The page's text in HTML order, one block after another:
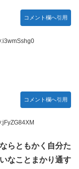
コメント欄へ引用
コメント欄へ引用
らともかく自分た
なことまかり通す